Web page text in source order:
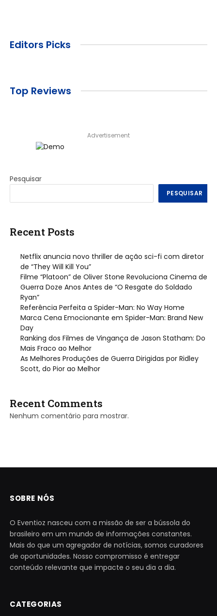
Editors Picks
Top Reviews
Advertisement
Pesquisar
PESQUISAR
Recent Posts
Netflix anuncia novo thriller de ação sci-fi com diretor
de “They Will Kill You”
Filme “Platoon” de Oliver Stone Revoluciona Cinema de
Guerra Doze Anos Antes de “O Resgate do Soldado
Ryan”
Referência Perfeita a Spider-Man: No Way Home
Marca Cena Emocionante em Spider-Man: Brand New
Day
Ranking dos Filmes de Vingança de Jason Statham: Do
Mais Fraco ao Melhor
As Melhores Produções de Guerra Dirigidas por Ridley
Scott, do Pior ao Melhor
Recent Comments
Nenhum comentário para mostrar.
SOBRE NÓS
O Eventioz nasceu com a missão de ser a bússola do
brasileiro em um mundo de informações constantes.
Mais do que um agregador de notícias, somos curadores
de oportunidades. Nosso compromisso é entregar
conteúdo relevante que impacte o seu dia a dia.
CATEGORIAS